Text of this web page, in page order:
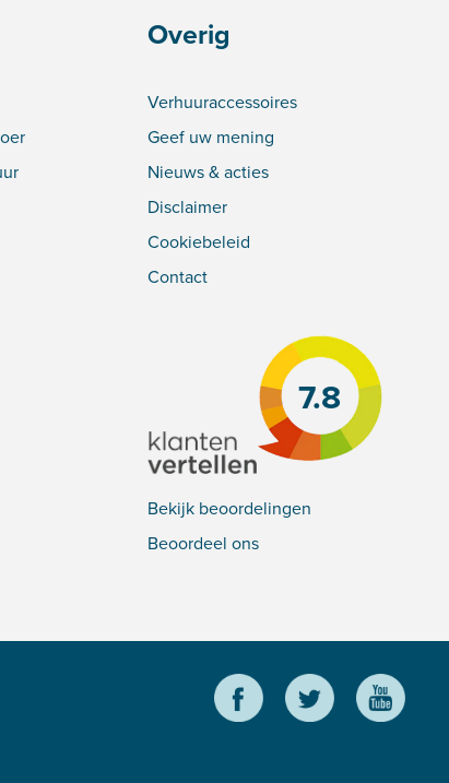
Overig
Verhuuraccessoires
Geef uw mening
Nieuws & acties
Disclaimer
Cookiebeleid
Contact
7.8
Bekijk beoordelingen
Beoordeel ons